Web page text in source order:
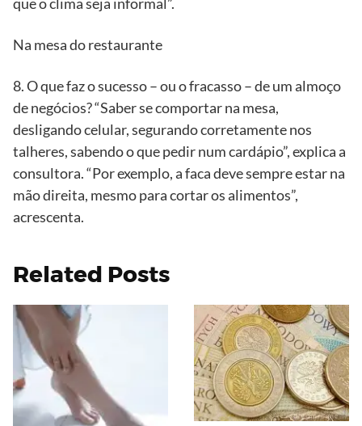
Na mesa do restaurante
8. O que faz o sucesso – ou o fracasso – de um almoço
de negócios? “Saber se comportar na mesa,
desligando celular, segurando corretamente nos
talheres, sabendo o que pedir num cardápio”, explica a
consultora. “Por exemplo, a faca deve sempre estar na
mão direita, mesmo para cortar os alimentos”,
acrescenta.
Related Posts